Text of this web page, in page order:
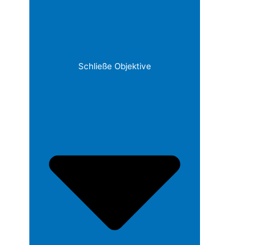
Schließe Objektive